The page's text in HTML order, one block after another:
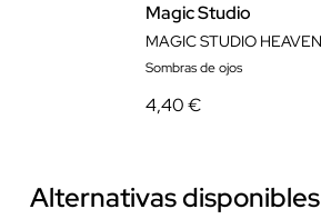
Magic Studio
Sombras de ojos
4,40 €
Alternativas disponibles